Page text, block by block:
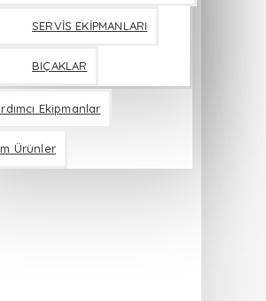
SERVİS EKİPMANLARI
BIÇAKLAR
Ekipmanlar
Ürünler